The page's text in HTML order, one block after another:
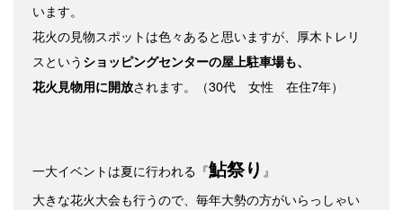
います。
花火の見物スポットは色々あると思いますが、厚木トレリ
スという ショッピングセンターの屋上駐車場も、
花火見物用に開放されます。（30代 女性 在住7年）
一大イベントは夏に行われる『鮎祭り 』
大きな花火大会も行うので、毎年大勢の方がいらっしゃい